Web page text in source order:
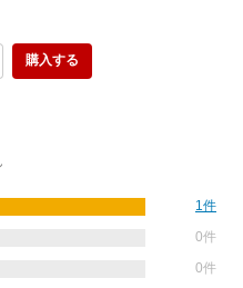
購入する
1件
0件
0件